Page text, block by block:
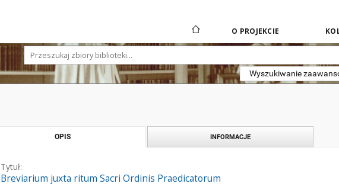
O PROJEKCIE
Wyszukiwanie
OPIS INFORMACJE
Tytuł:
Breviarium juxta ritum Sacri Ordinis Praedicatorum